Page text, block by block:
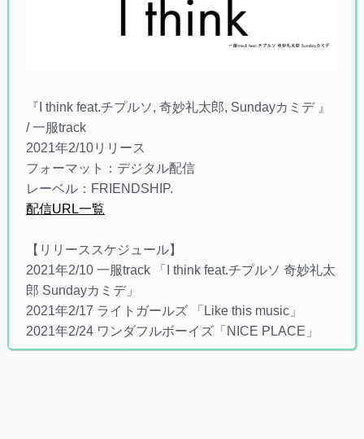
『I think feat.チプルソ, 奇妙礼太郎, Sundayカミデ 』
/ 一服track
2021年2/10リリース
フォーマット：デジタル配信
レーベル：FRIENDSHIP.
配信URL一覧
【リリーススケジュール】
2021年2/10 一服track 「I think feat.チプルソ 奇妙礼太
郎 Sundayカミデ」
2021年2/17 ライトガールズ 「Like this music」
2021年2/24 ワンダフルボーイズ「NICE PLACE」